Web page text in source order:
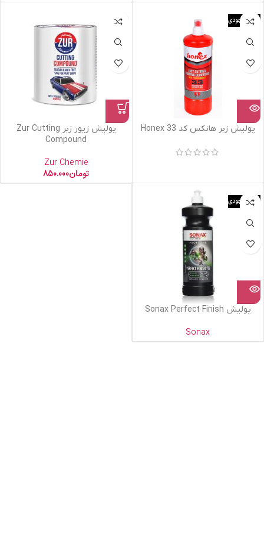
اتمام موجودی
پولیش زبر هانکس کد 33 Honex
پولیش زیور زبر Zur Cutting
Compound
Zur Chemie
تومان850.000
اتمام موجودی
پولیش Sonax Perfect Finish
Sonax